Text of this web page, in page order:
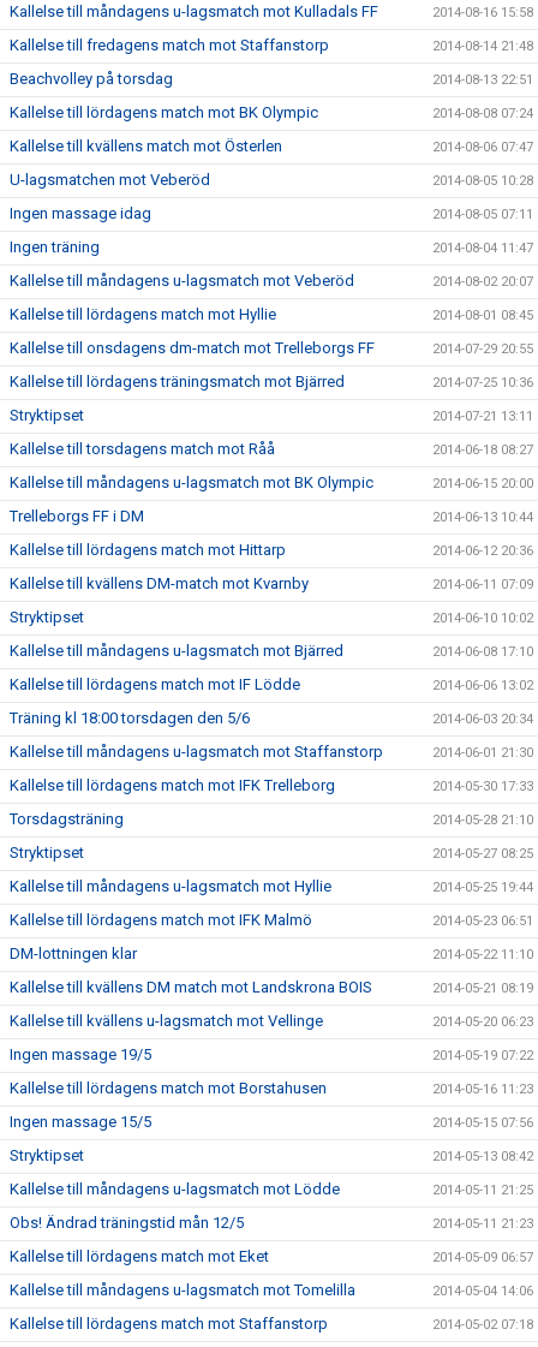
Kallelse till måndagens u-lagsmatch mot Kulladals FF 2014-08-16 15:58
Kallelse till fredagens match mot Staffanstorp 2014-08-14 21:48
Beachvolley på torsdag 2014-08-13 22:51
Kallelse till lördagens match mot BK Olympic 2014-08-08 07:24
Kallelse till kvällens match mot Österlen 2014-08-06 07:47
U-lagsmatchen mot Veberöd 2014-08-05 10:28
Ingen massage idag 2014-08-05 07:11
Ingen träning 2014-08-04 11:47
Kallelse till måndagens u-lagsmatch mot Veberöd 2014-08-02 20:07
Kallelse till lördagens match mot Hyllie 2014-08-01 08:45
Kallelse till onsdagens dm-match mot Trelleborgs FF 2014-07-29 20:55
Kallelse till lördagens träningsmatch mot Bjärred 2014-07-25 10:36
Stryktipset 2014-07-21 13:11
Kallelse till torsdagens match mot Råå 2014-06-18 08:27
Kallelse till måndagens u-lagsmatch mot BK Olympic 2014-06-15 20:00
Trelleborgs FF i DM 2014-06-13 10:44
Kallelse till lördagens match mot Hittarp 2014-06-12 20:36
Kallelse till kvällens DM-match mot Kvarnby 2014-06-11 07:09
Stryktipset 2014-06-10 10:02
Kallelse till måndagens u-lagsmatch mot Bjärred 2014-06-08 17:10
Kallelse till lördagens match mot IF Lödde 2014-06-06 13:02
Träning kl 18:00 torsdagen den 5/6 2014-06-03 20:34
Kallelse till måndagens u-lagsmatch mot Staffanstorp 2014-06-01 21:30
Kallelse till lördagens match mot IFK Trelleborg 2014-05-30 17:33
Torsdagsträning 2014-05-28 21:10
Stryktipset 2014-05-27 08:25
Kallelse till måndagens u-lagsmatch mot Hyllie 2014-05-25 19:44
Kallelse till lördagens match mot IFK Malmö 2014-05-23 06:51
DM-lottningen klar 2014-05-22 11:10
Kallelse till kvällens DM match mot Landskrona BOIS 2014-05-21 08:19
Kallelse till kvällens u-lagsmatch mot Vellinge 2014-05-20 06:23
Ingen massage 19/5 2014-05-19 07:22
Kallelse till lördagens match mot Borstahusen 2014-05-16 11:23
Ingen massage 15/5 2014-05-15 07:56
Stryktipset 2014-05-13 08:42
Kallelse till måndagens u-lagsmatch mot Lödde 2014-05-11 21:25
Obs! Ändrad träningstid mån 12/5 2014-05-11 21:23
Kallelse till lördagens match mot Eket 2014-05-09 06:57
Kallelse till måndagens u-lagsmatch mot Tomelilla 2014-05-04 14:06
Kallelse till lördagens match mot Staffanstorp 2014-05-02 07:18